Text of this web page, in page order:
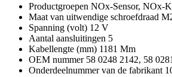
Productgroepen NOx-Sensor, NOx-
Maat van uitwendige schroefdraad
Spanning (volt) 12 V
Aantal aansluitingen 5
Kabellengte (mm) 1181 Mm
OEM nummer 58 0248 2142, 58
Onderdeelnummer van de fabrikant